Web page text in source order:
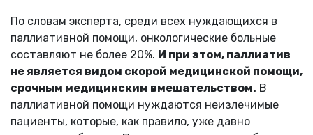
По словам эксперта, среди всех нуждающихся в
паллиативной помощи, онкологические больные
составляют не более 20%. И при этом, паллиатив
не является видом скорой медицинской помощи,
срочным медицинским вмешательством. В
паллиативной помощи нуждаются неизлечимые
пациенты, которые, как правило, уже давно